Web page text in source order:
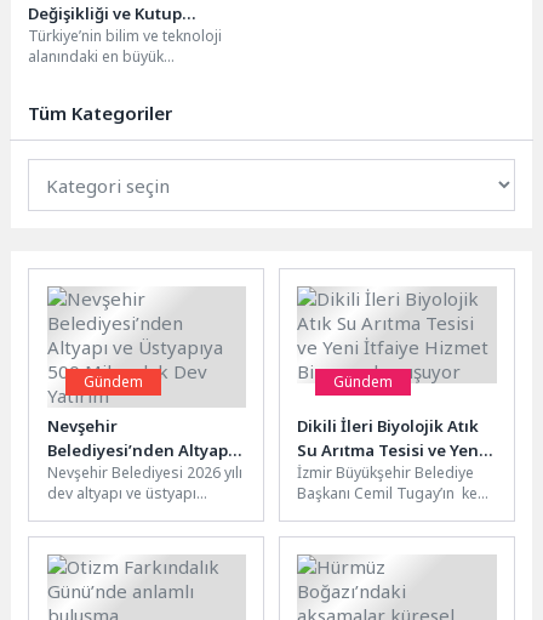
Değişikliği ve Kutup
Araştırmaları İçin Sahaya
Çıkıyor, Başvurularda Son
Türkiye’nin bilim ve teknoloji
alanındaki en büyük
öğrencilerini geleceğin...
Tüm Kategoriler
Gündem
Nevşehir
Belediyesi’nden Altyapı
ve Üstyapıya 500
Milyonluk Dev Yatırım
Nevşehir Belediyesi 2026 yılı
dev altyapı ve üstyapı
Pazartesi günü başlatacağı...
Gündem
Dikili İleri Biyolojik Atık
Su Arıtma Tesisi ve Yeni
İtfaiye Hizmet Binasına
kavuşuyor
İzmir Büyükşehir Belediye
Başkanı Cemil Tugay’ın kent
projeler kapsamında
Dikili’ye kazandırılacak ileri...